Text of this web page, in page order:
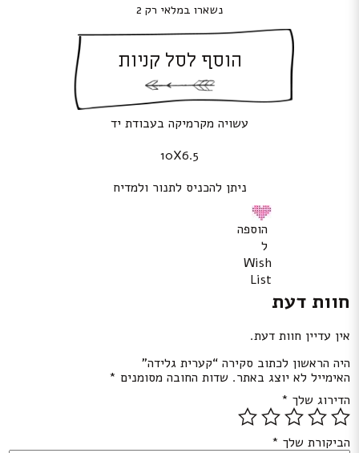
נשארו במלאי רק 2
הוסף לסל קניות
עשויה מקרמיקה בעבודת יד
10X6.5
ניתן להכניס לתנור ולמדיח
הוספה
ל
Wish
List
חוות דעת
אין עדיין חוות דעת.
היה הראשון לכתוב סקירה “קערית גלידה”
האימייל לא יוצג באתר. שדות החובה מסומנים *
הדירוג שלך *
הביקורת שלך *